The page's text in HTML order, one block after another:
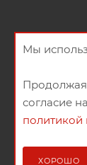
Мы
Продолжая
согласие
политикой
ХОРОШО